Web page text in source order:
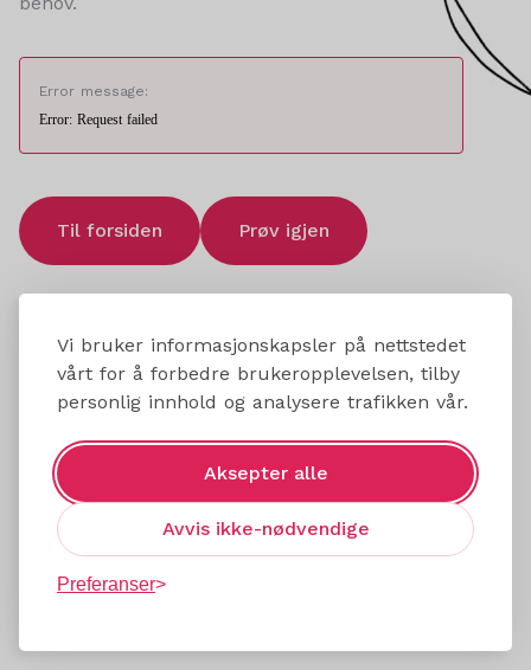
Vi bruker informasjonskapsler på nettstedet
vårt for å forbedre brukeropplevelsen, tilby
personlig innhold og analysere trafikken vår.
Aksepter alle
Avvis ikke-nødvendige
Preferanser
Error message:
Error: Request failed
Til forsiden Prøv igjen